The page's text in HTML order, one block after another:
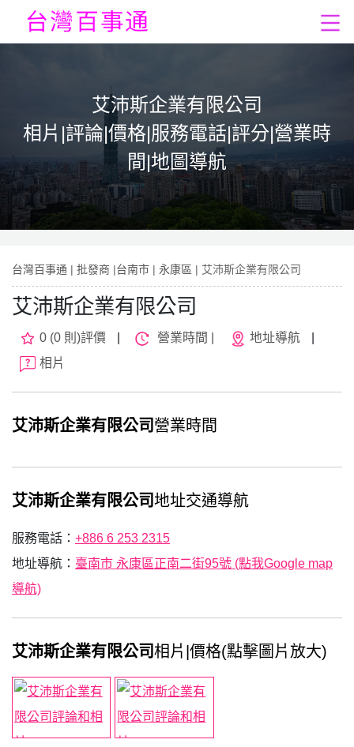
艾沛斯企業有限公司
相片|評論|價格|服務電話|評分|營業時
間|地圖導航
台灣百事通 | 批發商 |台南市 | 永康區 | 艾沛斯企業有限公司
艾沛斯企業有限公司
0 (0 則)評價 營業時間 | 地址導航
相片
艾沛斯企業有限公司 營業時間
艾沛斯企業有限公司 地址交通導航
服務電話： +886 6 253 2315
地址導航： 臺南市 永康區正南二街95號 (點我Google map
導航)
艾沛斯企業有限公司 相片|價格(點擊圖片放大)